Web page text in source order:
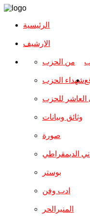
الرئيسية
الارشیف
من الحزب
شهداء الحزب
العاشر للحزب
وثائق وبيانات
صورة
الديمقراطي
بوستر
ادب وفن
المنبرالحر